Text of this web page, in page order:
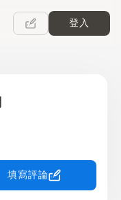
登入
填寫評論